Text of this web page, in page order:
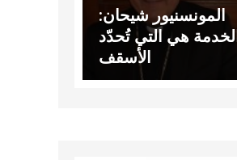
المونسنيور شيحان:
الخدمة هي التي تُحدّد
الأسقف